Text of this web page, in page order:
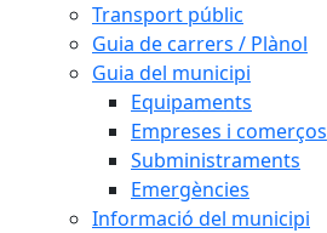
Transport públic
Guia de carrers / Plànol
Guia del municipi
Equipaments
Empreses i comerços
Subministraments
Emergències
Informació del municipi